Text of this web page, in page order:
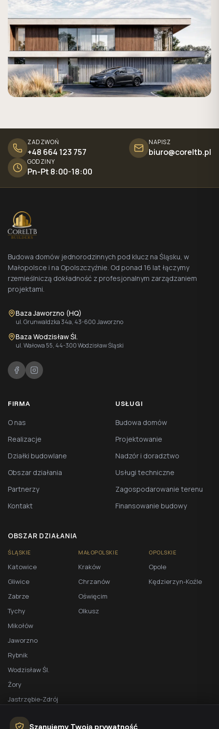
ZADZWOŃ
+48 664 123 757
NAPISZ
biuro@coreltb.pl
GODZINY
Pn-Pt 8:00-18:00
Budowa domów jednorodzinnych pod klucz na Śląsku, w
Małopolsce i na Opolszczyźnie. Od ponad 16 lat łączymy
rzemieślniczą dokładność z profesjonalnym zarządzaniem
projektami.
Baza Jaworzno (HQ)
ul. Grunwaldzka 34a, 43-600 Jaworzno
Baza Wodzisław Śl.
ul. Wałowa 55, 44-300 Wodzisław Śląski
FIRMA
O nas
Realizacje
Działki budowlane
Obszar działania
Partnerzy
Kontakt
USŁUGI
Budowa domów
Projektowanie
Nadzór i doradztwo
Usługi techniczne
Zagospodarowanie terenu
Finansowanie budowy
OBSZAR DZIAŁANIA
ŚLĄSKIE
Katowice
Gliwice
Zabrze
Tychy
Mikołów
Jaworzno
Rybnik
Wodzisław Śl.
Żory
Jastrzębie-Zdrój
MAŁOPOLSKIE
Kraków
Chrzanów
Oświęcim
Olkusz
OPOLSKIE
Opole
Kędzierzyn-Koźle
Szanujemy Twoją prywatność